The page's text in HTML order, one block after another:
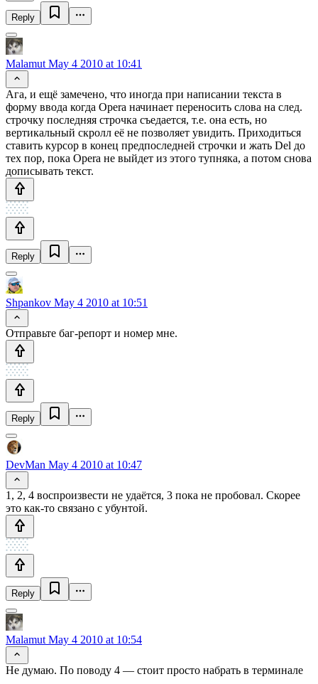
Reply
Malamut May 4 2010 at 10:41
Ага, и ещё замечено, что иногда при написании текста в
форму ввода когда Opera начинает переносить слова на след.
строчку последняя строчка съедается, т.е. она есть, но
вертикальный скролл её не позволяет увидить. Приходиться
ставить курсор в конец предпоследней строчки и жать Del до
тех пор, пока Opera не выйдет из этого тупняка, а потом снова
дописывать текст.
Reply
Shpankov May 4 2010 at 10:51
Отправьте баг-репорт и номер мне.
Reply
DevMan May 4 2010 at 10:47
1, 2, 4 воспроизвести не удаётся, 3 пока не пробовал. Скорее
это как-то связано с убунтой.
Reply
Malamut May 4 2010 at 10:54
Не думаю. По поводу 4 — стоит просто набрать в терминале